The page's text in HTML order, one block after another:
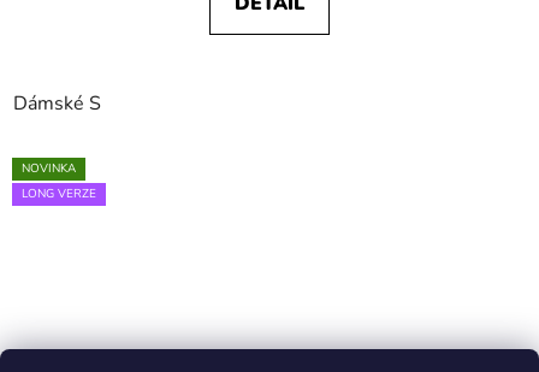
Dámské S
NOVINKA
LONG VERZE